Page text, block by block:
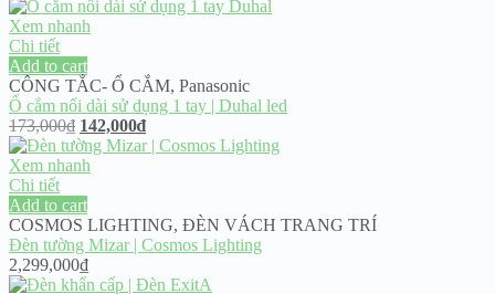
Xem nhanh
Chi tiết
Add to cart
CÔNG TẮC- Ổ CẮM, Panasonic
Ổ cắm nối dài sử dụng 1 tay | Duhal led
173,000₫ Original
price
was:
142,000₫Current
price
Xem nhanh
Chi tiết
Add to cart
COSMOS LIGHTING, ĐÈN VÁCH TRANG TRÍ
Đèn tường Mizar | Cosmos Lighting
2,299,000₫